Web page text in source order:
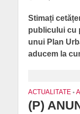
Stimați
publicului cu
unui Plan
aducem la
ACTUALITATE •
(P)